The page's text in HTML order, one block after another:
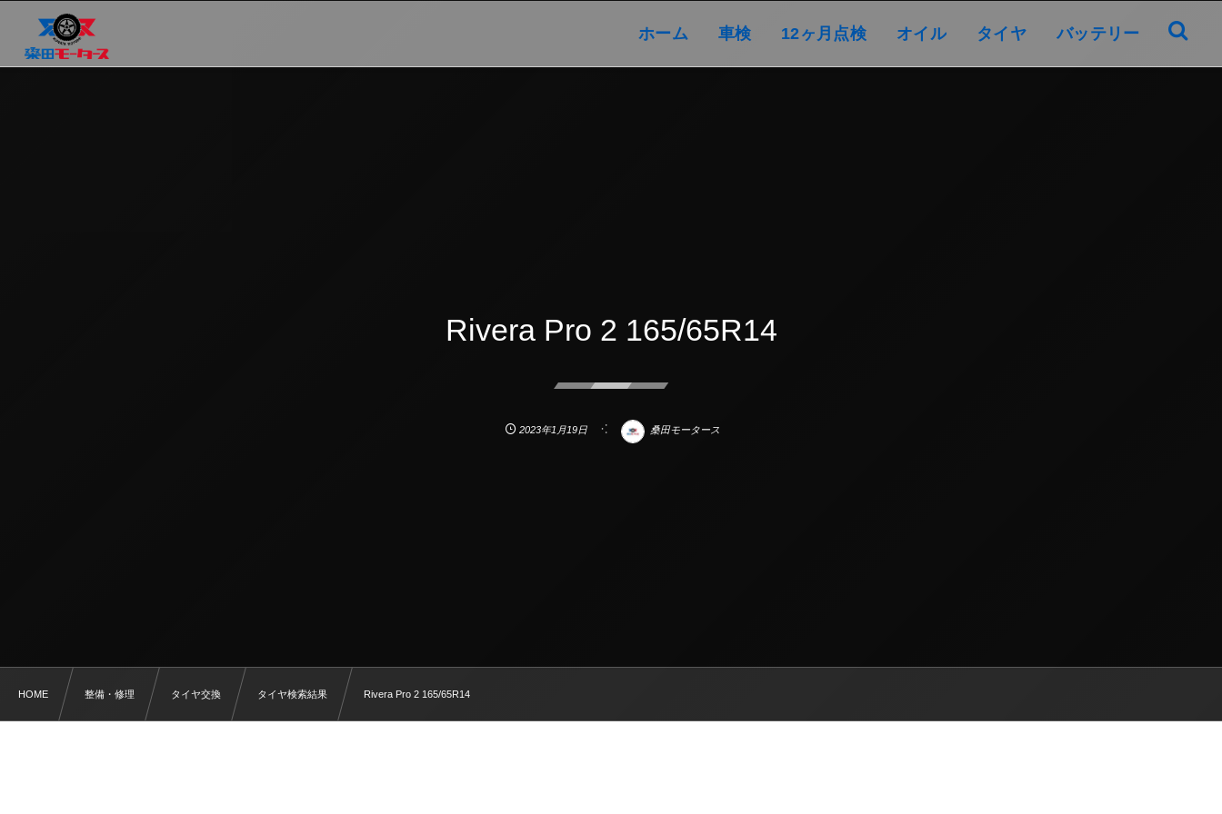
ホーム
ホーム 車検
車検 12ヶ月点検 オイル
オイル タイヤ
タイヤ バッテリー
バッテリー
Rivera Pro 2 165/65R14
2023年1月19日 桑田モータース
HOME 整備・修理 タイヤ交換 タイヤ検索結果 Rivera Pro 2 165/65R14